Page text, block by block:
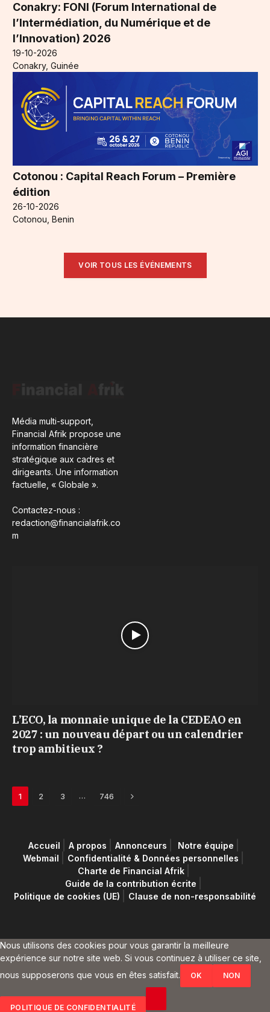
Conakry: FONI (Forum International de
l’Intermédiation, du Numérique et de
l’Innovation) 2026
19-10-2026
Conakry, Guinée
Cotonou : Capital Reach Forum – Première
édition
26-10-2026
Cotonou, Benin
VOIR TOUS LES ÉVÉNEMENTS
Média multi-support,
Financial Afrik propose une
information financière
stratégique aux cadres et
dirigeants. Une information
factuelle, « Globale ».
Contactez-nous :
redaction@financialafrik.co
m
L’ECO, la monnaie unique de la CEDEAO en
2027 : un nouveau départ ou un calendrier
trop ambitieux ?
1 2 3 … 746 Next
Accueil A propos Annonceurs
Notre équipe
Webmail
Confidentialité & Données personnelles
Charte de Financial Afrik
Guide de la contribution écrite
Politique de cookies (UE)
Clause de non-responsabilité
Nous utilisons des cookies pour vous garantir la meilleure
expérience sur notre site web. Si vous continuez à utiliser ce site,
nous supposerons que vous en êtes satisfait.
OK NON
POLITIQUE DE CONFIDENTIALITÉ